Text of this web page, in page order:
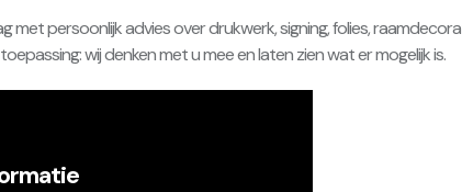
met persoonlijk advies over drukwerk, signing, folies,
wij denken met u mee en laten zien wat er mogelijk is.